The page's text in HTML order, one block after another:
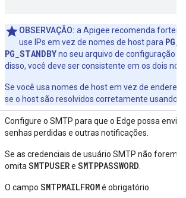
OBSERVAÇÃO: a Apigee recomenda
use IPs em vez de nomes de host para
PG_STANDBYno seu arquivo de configuração
disso, você deve ser consistente em os dois nós.
Se você usa nomes de host em vez de
se o host são resolvidos corretamente usando
Configure o SMTP para que o Edge possa
senhas perdidas e outras notificações.
Se as credenciais de usuário SMTP não forem
omita SMTPUSERe SMTPPASSWORD
O campo SMTPMAILFROMé obrigatório.